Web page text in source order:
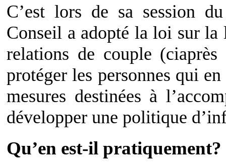
C’est lors de sa session
Conseil a adopté la loi sur
relations de couple
protéger les personnes qui
mesures destinées à
développer une politique
Qu’en est-il pratiquement?